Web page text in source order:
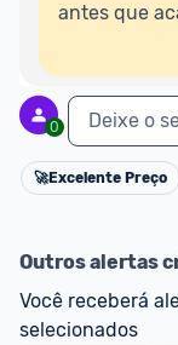
antes que
0 Deixe o
🚀Excelente Preço
Outros alertas
Você receberá
selecionados